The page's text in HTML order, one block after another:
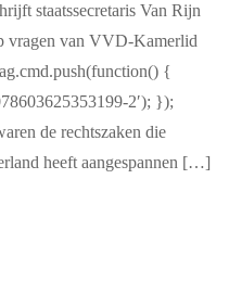
staatssecretaris Van Rijn
vragen van VVD-Kamerlid
{
2′); });
de rechtszaken die
heeft aangespannen […]